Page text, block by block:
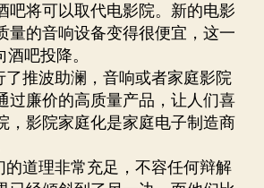
吧将可以取代电影院。新的电影
量的音响设备变得很便宜，这一
吧投降。
了推波助澜，音响或者家庭影院
过廉价的高质量产品，让人们喜
，影院家庭化是家庭电子制造商
道理非常充足，不容任何辩解